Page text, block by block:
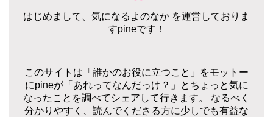
はじめまして、気になるよのなか を運営しておりま
すpineです！
このサイトは「誰かのお役に立つこと」をモットー
にpineが「あれってなんだっけ？」とちょっと気に
なったことを調べてシェアして行きます。 なるべく
分かりやすく、読んでくださる方に少しでも有益な